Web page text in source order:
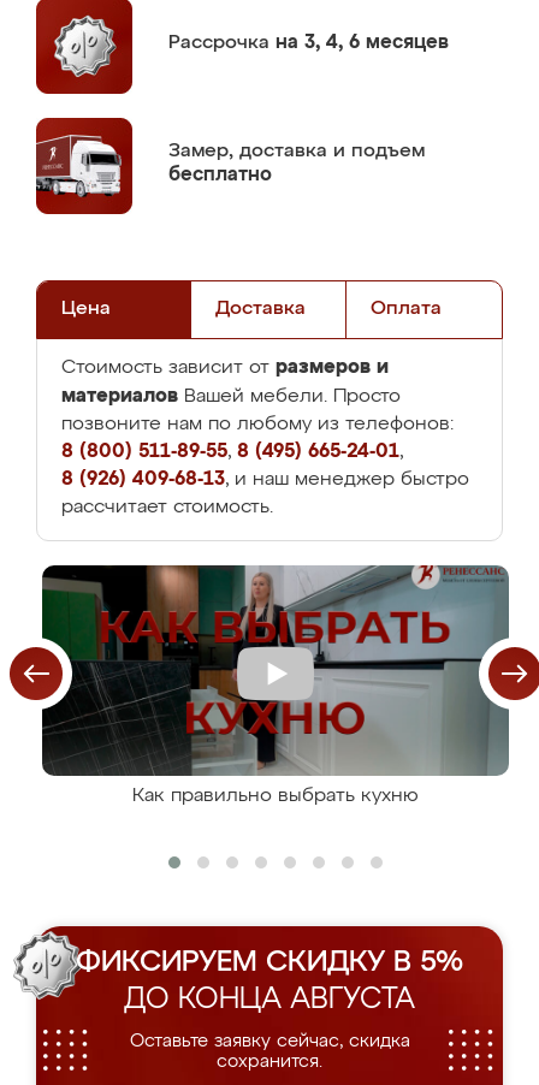
Рассрочка на 3, 4, 6 месяцев
Замер, доставка и подъем
бесплатно
Цена Доставка Оплата
Стоимость зависит от размеров и
материалов Вашей мебели. Просто
позвоните нам по любому из телефонов:
8 (800) 511-89-55, 8 (495) 665-24-01,
8 (926) 409-68-13, и наш менеджер быстро
рассчитает стоимость.
Как правильно выбрать кухню
ФИКСИРУЕМ СКИДКУ В 5%
ДО КОНЦА АВГУСТА
Оставьте заявку сейчас, скидка
сохранится.